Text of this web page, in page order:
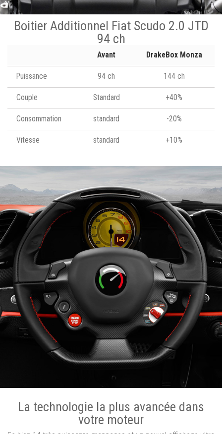
Boitier Additionnel Fiat Scudo 2.0 JTD
94 ch
Avant DrakeBox Monza
Puissance 94 ch 144 ch
Couple Standard +40%
Consommation standard -20%
Vitesse standard +10%
La technologie la plus avancée dans
votre moteur